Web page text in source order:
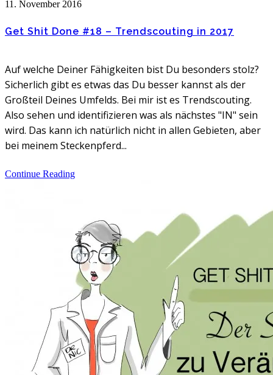
11. November 2016
Get Shit Done #18 – Trendscouting in 2017
Auf welche Deiner Fähigkeiten bist Du besonders stolz?
Sicherlich gibt es etwas das Du besser kannst als der
Großteil Deines Umfelds. Bei mir ist es Trendscouting.
Also sehen und identifizieren was als nächstes "IN" sein
wird. Das kann ich natürlich nicht in allen Gebieten, aber
bei meinem Steckenpferd...
Continue Reading